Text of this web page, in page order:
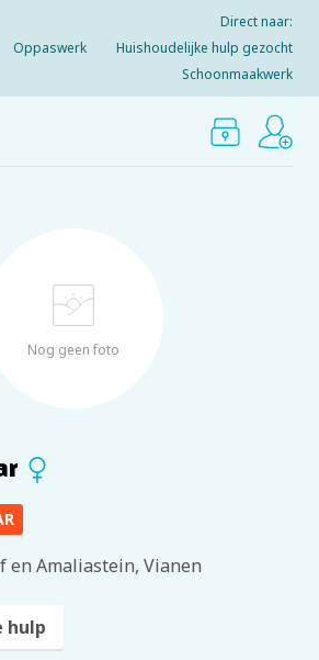
Direct naar:
Oppaswerk
Huishoudelijke hulp gezocht
Schoonmaakwerk
Nog geen foto
en Amaliastein, Vianen
hulp